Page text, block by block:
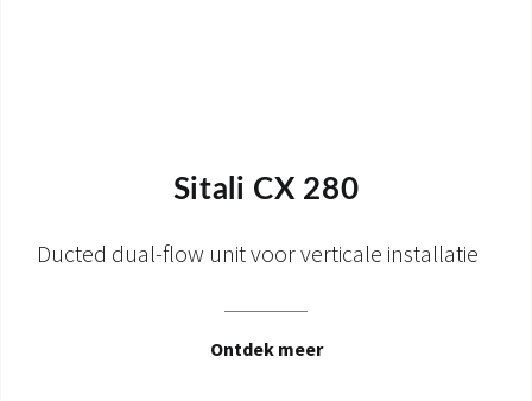
Sitali CX 280
Ducted dual-flow unit voor verticale installatie
Ontdek meer